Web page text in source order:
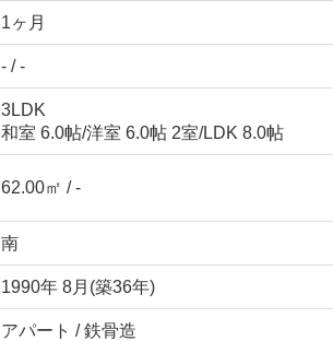
1ヶ月
- / -
3LDK
和室 6.0帖/洋室 6.0帖 2室/LDK 8.0帖
62.00㎡ / -
南
1990年 8月(築36年)
アパート / 鉄骨造